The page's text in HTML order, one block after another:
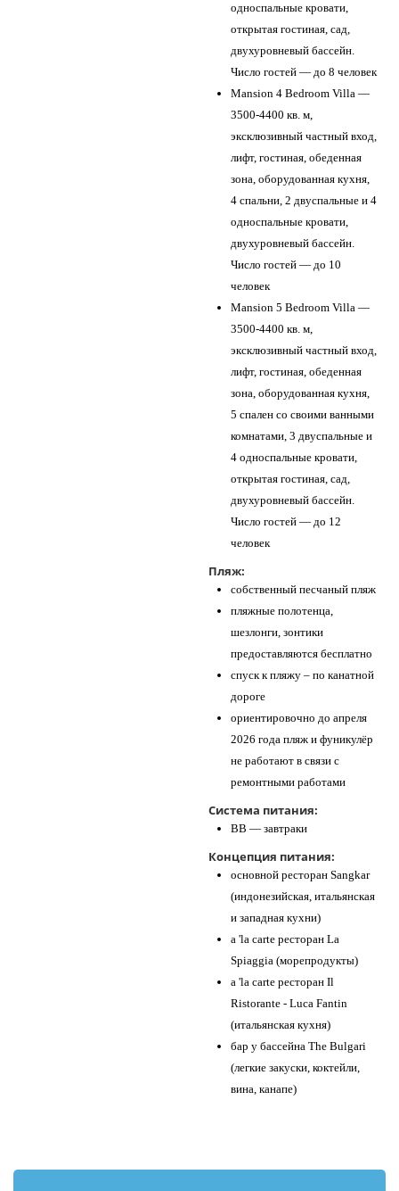
односпальные кровати,
открытая гостиная, сад,
двухуровневый бассейн.
Число гостей — до 8 человек
Mansion 4 Bedroom Villa —
3500-4400 кв. м,
эксклюзивный частный вход,
лифт, гостиная, обеденная
зона, оборудованная кухня,
4 спальни, 2 двуспальные и 4
односпальные кровати,
двухуровневый бассейн.
Число гостей — до 10
человек
Mansion 5 Bedroom Villa —
3500-4400 кв. м,
эксклюзивный частный вход,
лифт, гостиная, обеденная
зона, оборудованная кухня,
5 спален со своими ванными
комнатами, 3 двуспальные и
4 односпальные кровати,
открытая гостиная, сад,
двухуровневый бассейн.
Число гостей — до 12
человек
Пляж:
собственный песчаный пляж
пляжные полотенца,
шезлонги, зонтики
предоставляются бесплатно
спуск к пляжу – по канатной
дороге
ориентировочно до апреля
2026 года пляж и фуникулёр
не работают в связи с
ремонтными работами
Система питания:
BB — завтраки
Концепция питания:
основной ресторан Sangkar
(индонезийская, итальянская
и западная кухни)
a 'la carte ресторан La
Spiaggia (морепродукты)
a 'la carte ресторан Il
Ristorante - Luca Fantin
(итальянская кухня)
бар у бассейна The Bulgari
(легкие закуски, коктейли,
вина, канапе)